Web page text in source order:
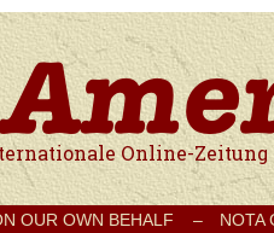
Onlinezeitung für Frieden,
OUR OWN BEHALF –
NOTA